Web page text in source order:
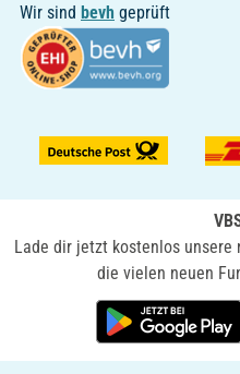
Wir sind bevh geprüft
Lade dir jetzt kostenlos unsere
die vielen neuen